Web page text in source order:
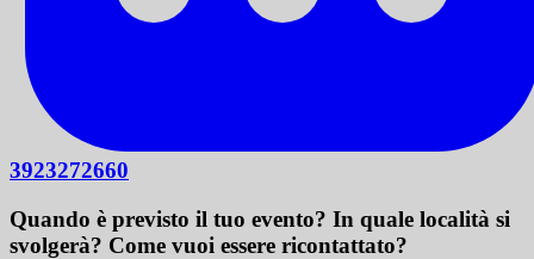
3923272660
Quando è previsto il tuo evento? In quale località si
svolgerà? Come vuoi essere ricontattato?